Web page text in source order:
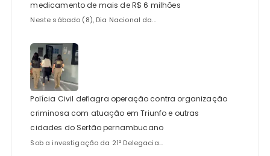
medicamento de mais de R$ 6 milhões
Neste sábado (8), Dia Nacional da...
Polícia Civil deflagra operação contra organização
criminosa com atuação em Triunfo e outras
cidades do Sertão pernambucano
Sob a investigação da 21ª Delegacia...